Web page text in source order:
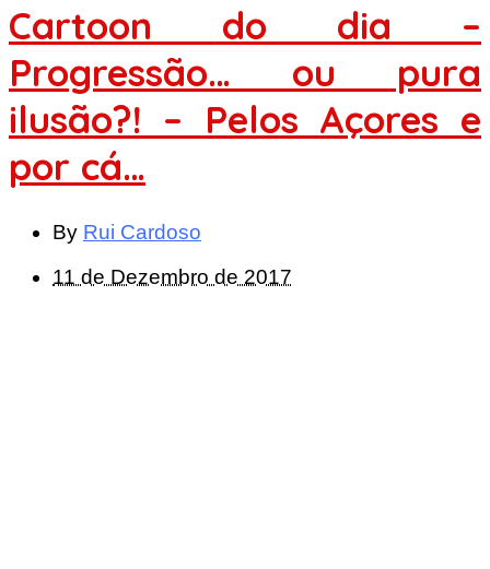
Cartoon do dia –
Progressão… ou pura
ilusão?! – Pelos Açores e
por cá…
By Rui Cardoso
11 de Dezembro de 2017